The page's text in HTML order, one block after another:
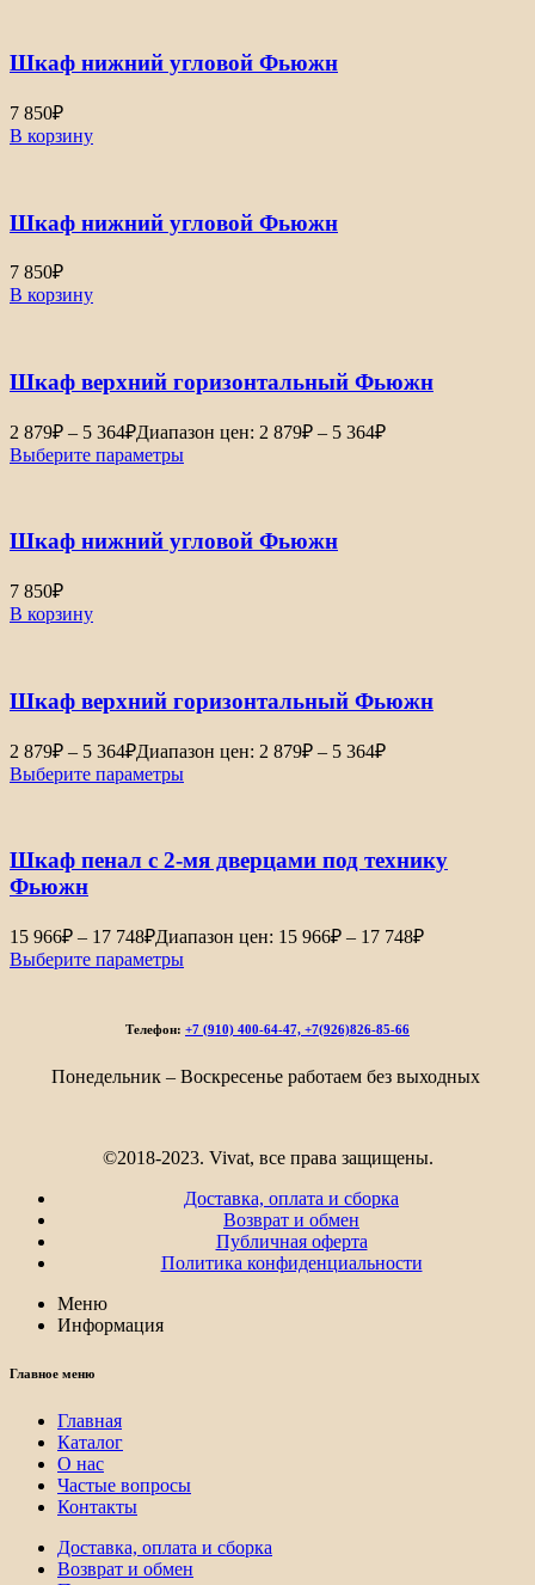
Шкаф нижний угловой Фьюжн
7 850₽
В корзину
Шкаф нижний угловой Фьюжн
7 850₽
В корзину
Шкаф верхний горизонтальный Фьюжн
2 879₽ – 5 364₽Диапазон цен: 2 879₽ – 5 364₽
Выберите параметры
Шкаф нижний угловой Фьюжн
7 850₽
В корзину
Шкаф верхний горизонтальный Фьюжн
2 879₽ – 5 364₽Диапазон цен: 2 879₽ – 5 364₽
Выберите параметры
Шкаф пенал с 2-мя дверцами под технику
Фьюжн
15 966₽ – 17 748₽Диапазон цен: 15 966₽ – 17 748₽
Выберите параметры
Телефон: +7 (910) 400-64-47, +7(926)826-85-66
Понедельник – Воскресенье работаем без выходных
©2018-2023. Vivat, все права защищены.
Доставка, оплата и сборка
Возврат и обмен
Публичная оферта
Политика конфиденциальности
Меню
Информация
Главное меню
Главная
Каталог
О нас
Частые вопросы
Контакты
Доставка, оплата и сборка
Возврат и обмен